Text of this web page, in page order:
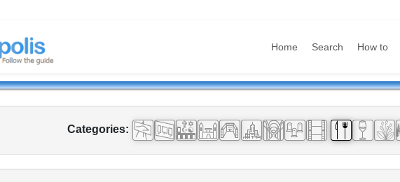
Home Search How to
Categories: